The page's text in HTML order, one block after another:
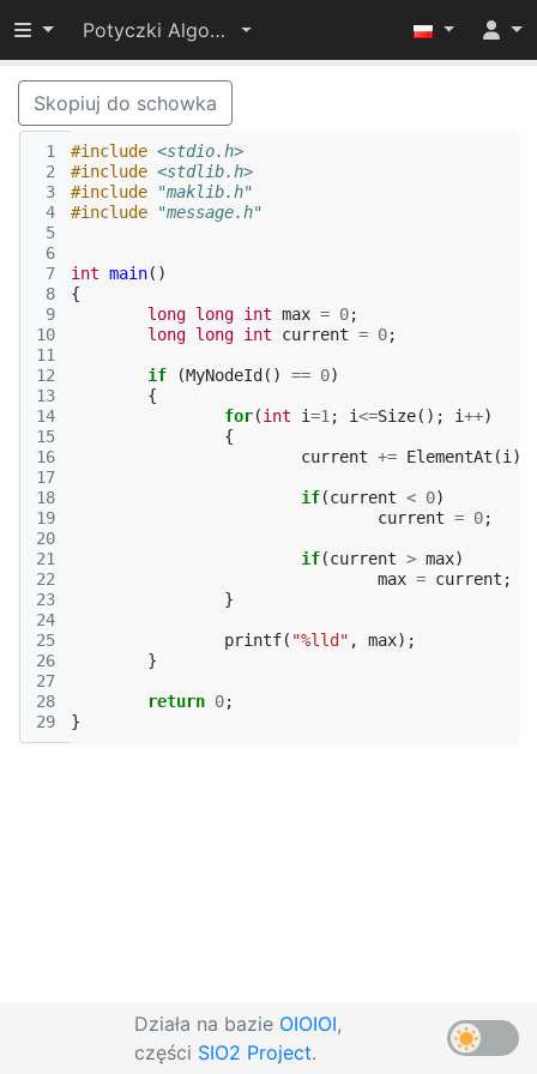
Przełącz widoczność menu
Potyczki Algorytmiczne 2014
Skopiuj do schowka
1
2
3
4
5
6
7
8
9
10
11
12
13
14
15
16
17
18
19
20
21
22
23
24
25
26
27
28
29
#include <stdio.h>
#include <stdlib.h>
#include
"maklib.h"
#include
"message.h"
int main()
{
long long int max = 0;
long long int current = 0;
if (MyNodeId () == 0)
{
for(int i=1 ; i<=Size(); i++)
{
current += ElementAt (i );
if(current < 0)
current = 0;
if(current > max)
max = current ;
}
printf( "%lld" , max);
}
return 0;
}
Działa na bazie OIOIOI,
części SIO2 Project.